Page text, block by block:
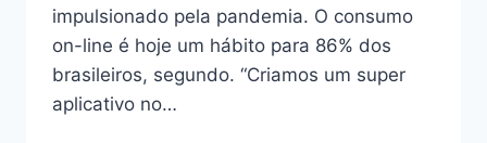
impulsionado pela pandemia. O consumo
on-line é hoje um hábito para 86% dos
brasileiros, segundo. “Criamos um super
aplicativo no…